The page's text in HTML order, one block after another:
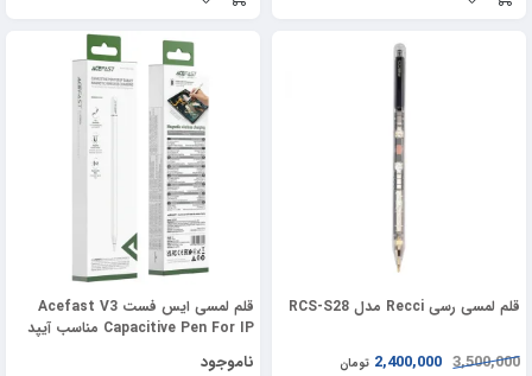
قلم لمسی رسی Recci مدل RCS-S28
3,500,000
2,400,000 تومان
قلم لمسی ایس فست Acefast V3
Capacitive Pen For IP مناسب آیپد
ناموجود